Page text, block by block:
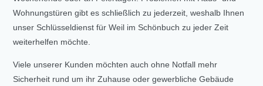
Wohnungstüren gibt es schließlich zu jederzeit, weshalb Ihnen
unser Schlüsseldienst für Weil im Schönbuch zu jeder Zeit
weiterhelfen möchte.
Viele unserer Kunden möchten auch ohne Notfall mehr
Sicherheit rund um ihr Zuhause oder gewerbliche Gebäude